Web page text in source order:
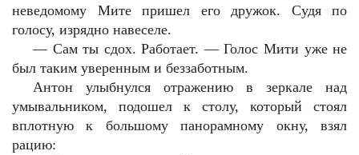
неведомому Мите пришел его дружок. Судя по
голосу, изрядно навеселе.
— Сам ты сдох. Работает. — Голос Мити уже не
был таким уверенным и беззаботным.
Антон улыбнулся отражению в зеркале над
умывальником, подошел к столу, который стоял
вплотную к большому панорамному окну, взял
рацию: